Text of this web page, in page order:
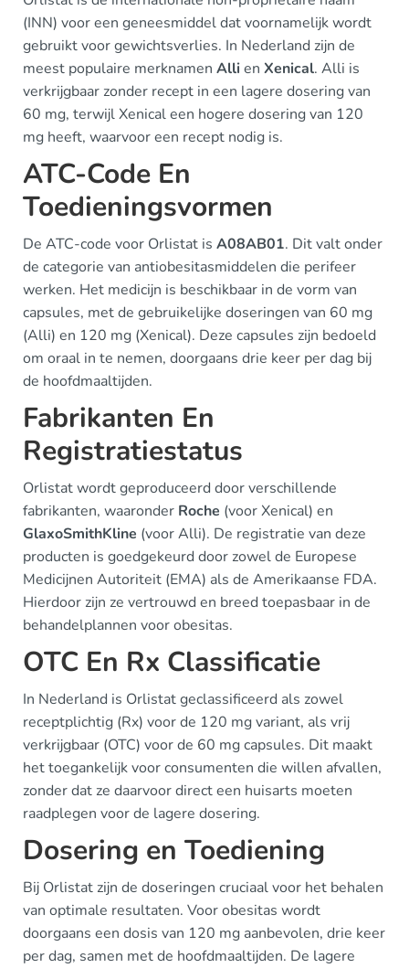
(INN) voor een geneesmiddel dat voornamelijk wordt
gebruikt voor gewichtsverlies. In Nederland zijn de
meest populaire merknamen Allien Xenical. Alli is
verkrijgbaar zonder recept in een lagere dosering van
60 mg, terwijl Xenical een hogere dosering van 120
mg heeft, waarvoor een recept nodig is.
ATC-Code En
Toedieningsvormen
De ATC-code voor Orlistat is A08AB01. Dit valt onder
de categorie van antiobesitasmiddelen die perifeer
werken. Het medicijn is beschikbaar in de vorm van
capsules, met de gebruikelijke doseringen van 60 mg
(Alli) en 120 mg (Xenical). Deze capsules zijn bedoeld
om oraal in te nemen, doorgaans drie keer per dag bij
de hoofdmaaltijden.
Fabrikanten En
Registratiestatus
Orlistat wordt geproduceerd door verschillende
fabrikanten, waaronder Roche (voor Xenical) en
GlaxoSmithKline (voor Alli). De registratie van deze
producten is goedgekeurd door zowel de Europese
Medicijnen Autoriteit (EMA) als de Amerikaanse FDA.
Hierdoor zijn ze vertrouwd en breed toepasbaar in de
behandelplannen voor obesitas.
OTC En Rx Classificatie
In Nederland is Orlistat geclassificeerd als zowel
receptplichtig (Rx) voor de 120 mg variant, als vrij
verkrijgbaar (OTC) voor de 60 mg capsules. Dit maakt
het toegankelijk voor consumenten die willen afvallen,
zonder dat ze daarvoor direct een huisarts moeten
raadplegen voor de lagere dosering.
Dosering en Toediening
Bij Orlistat zijn de doseringen cruciaal voor het behalen
van optimale resultaten. Voor obesitas wordt
doorgaans een dosis van 120 mg aanbevolen, drie keer
per dag, samen met de hoofdmaaltijden. De lagere